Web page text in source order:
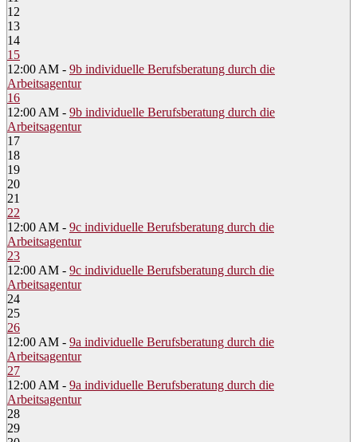
12
13
14
15
12:00 AM - 9b individuelle Berufsberatung durch die
Arbeitsagentur
16
12:00 AM - 9b individuelle Berufsberatung durch die
Arbeitsagentur
17
18
19
20
21
22
12:00 AM - 9c individuelle Berufsberatung durch die
Arbeitsagentur
23
12:00 AM - 9c individuelle Berufsberatung durch die
Arbeitsagentur
24
25
26
12:00 AM - 9a individuelle Berufsberatung durch die
Arbeitsagentur
27
12:00 AM - 9a individuelle Berufsberatung durch die
Arbeitsagentur
28
29